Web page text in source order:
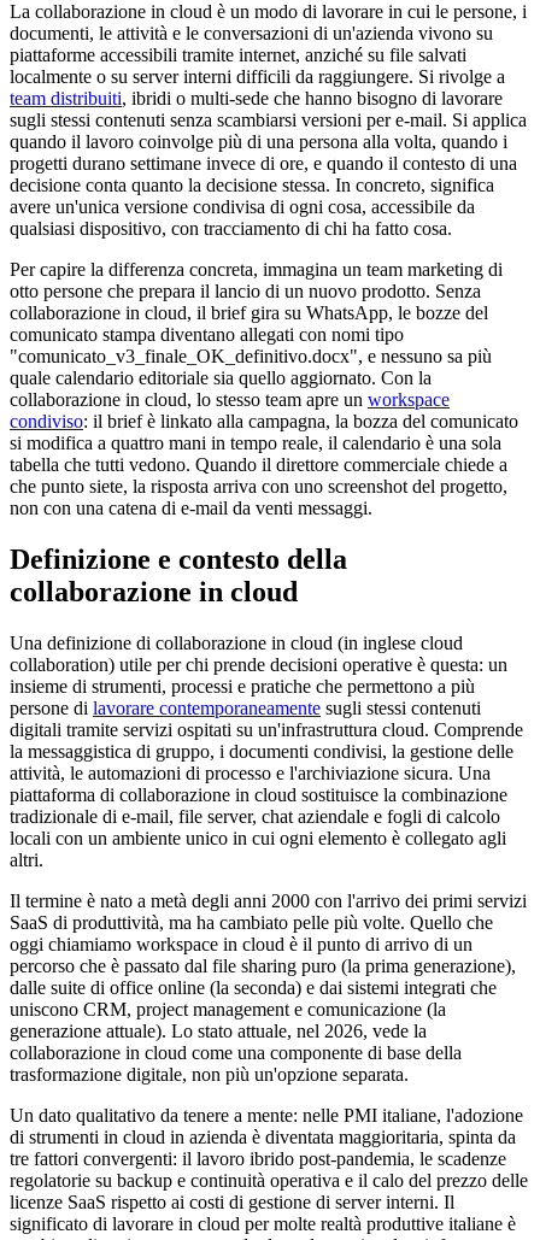
La collaborazione in cloud è un modo di lavorare in cui le persone, i
documenti, le attività e le conversazioni di un'azienda vivono su
piattaforme accessibili tramite internet, anziché su file salvati
localmente o su server interni difficili da raggiungere. Si rivolge a
team distribuiti, ibridi o multi-sede che hanno bisogno di lavorare
sugli stessi contenuti senza scambiarsi versioni per e-mail. Si applica
quando il lavoro coinvolge più di una persona alla volta, quando i
progetti durano settimane invece di ore, e quando il contesto di una
decisione conta quanto la decisione stessa. In concreto, significa
avere un'unica versione condivisa di ogni cosa, accessibile da
qualsiasi dispositivo, con tracciamento di chi ha fatto cosa.
Per capire la differenza concreta, immagina un team marketing di
otto persone che prepara il lancio di un nuovo prodotto. Senza
collaborazione in cloud, il brief gira su WhatsApp, le bozze del
comunicato stampa diventano allegati con nomi tipo
"comunicato_v3_finale_OK_definitivo.docx", e nessuno sa più
quale calendario editoriale sia quello aggiornato. Con la
collaborazione in cloud, lo stesso team apre un workspace
condiviso: il brief è linkato alla campagna, la bozza del comunicato
si modifica a quattro mani in tempo reale, il calendario è una sola
tabella che tutti vedono. Quando il direttore commerciale chiede a
che punto siete, la risposta arriva con uno screenshot del progetto,
non con una catena di e-mail da venti messaggi.
Definizione e contesto della
collaborazione in cloud
Una definizione di collaborazione in cloud (in inglese cloud
collaboration) utile per chi prende decisioni operative è questa: un
insieme di strumenti, processi e pratiche che permettono a più
persone di lavorare contemporaneamente sugli stessi contenuti
digitali tramite servizi ospitati su un'infrastruttura cloud. Comprende
la messaggistica di gruppo, i documenti condivisi, la gestione delle
attività, le automazioni di processo e l'archiviazione sicura. Una
piattaforma di collaborazione in cloud sostituisce la combinazione
tradizionale di e-mail, file server, chat aziendale e fogli di calcolo
locali con un ambiente unico in cui ogni elemento è collegato agli
altri.
Il termine è nato a metà degli anni 2000 con l'arrivo dei primi servizi
SaaS di produttività, ma ha cambiato pelle più volte. Quello che
oggi chiamiamo workspace in cloud è il punto di arrivo di un
percorso che è passato dal file sharing puro (la prima generazione),
dalle suite di office online (la seconda) e dai sistemi integrati che
uniscono CRM, project management e comunicazione (la
generazione attuale). Lo stato attuale, nel 2026, vede la
collaborazione in cloud come una componente di base della
trasformazione digitale, non più un'opzione separata.
Un dato qualitativo da tenere a mente: nelle PMI italiane, l'adozione
di strumenti in cloud in azienda è diventata maggioritaria, spinta da
tre fattori convergenti: il lavoro ibrido post-pandemia, le scadenze
regolatorie su backup e continuità operativa e il calo del prezzo delle
licenze SaaS rispetto ai costi di gestione di server interni. Il
significato di lavorare in cloud per molte realtà produttive italiane è